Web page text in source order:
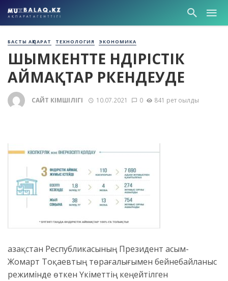
БАСТЫ АҚПАРАТ ТЕХНОЛОГИЯ ЭКОНОМИКА
ШЫМКЕНТТЕ ӨНДІРІСТІК
АЙМАҚТАР ӨРКЕНДЕУДЕ
САЙТ ӘКІМШІЛІГІ 10.07.2021 0 841 рет оқылды
Қазақстан Республикасының Президент Қасым-
Жомарт Тоқаевтың төрағалығымен бейнебайланыс
режимінде өткен Үкіметтің кеңейтілген